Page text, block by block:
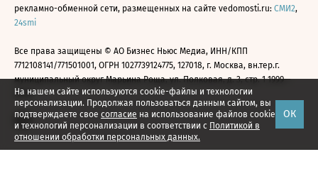
На нашем сайте используются cookie-файлы и технологии
персонализации. Продолжая пользоваться данным сайтом, вы
подтверждаете свое согласие на использование файлов cookie
и технологий персонализации в соответствии с Политикой в
отношении обработки персональных данных.
ОК
рекламно-обменной сети, размещенных на сайте vedomosti.ru: СМИ2,
24smi
Все права защищены © АО Бизнес Ньюс Медиа, ИНН/КПП
7712108141/771501001, ОГРН 1027739124775, 127018, г. Москва, вн.тер.г.
муниципальный округ Марьина Роща, ул. Полковая, д. 3, стр. 1 1999—
2026